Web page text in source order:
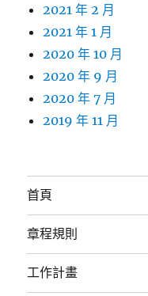
2021 年 2 月
2021 年 1 月
2020 年 10 月
2020 年 9 月
2020 年 7 月
2019 年 11 月
首頁
章程規則
工作計畫